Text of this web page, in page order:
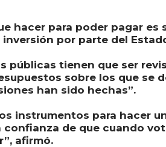
hacer para poder pagar es
por parte del
públicas tienen que ser
sobre los que se
han sido hechas”.
instrumentos para hacer
de que cuando
afirmó.